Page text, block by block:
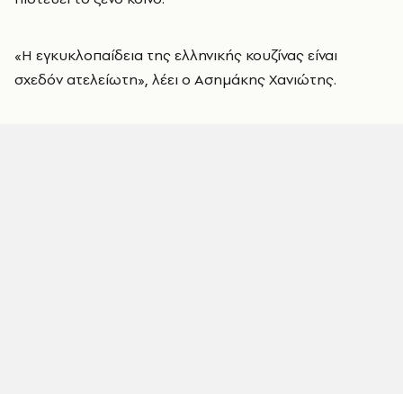
«Η εγκυκλοπαίδεια της ελληνικής κουζίνας είναι
σχεδόν ατελείωτη», λέει ο Ασημάκης Χανιώτης.